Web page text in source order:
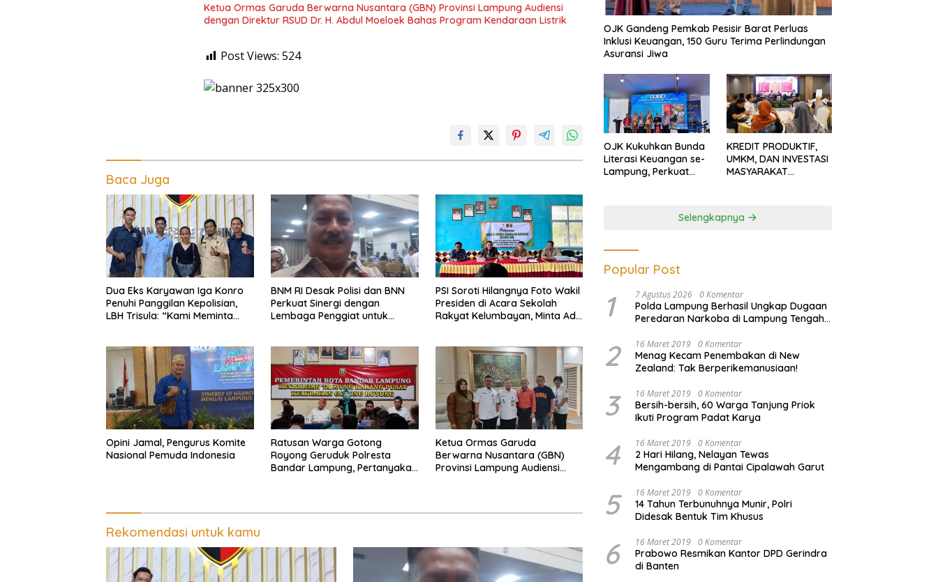
Ketua Ormas Garuda Berwarna Nusantara (GBN) Provinsi Lampung Audiensi
dengan Direktur RSUD Dr. H. Abdul Moeloek Bahas Program Kendaraan Listrik
Post Views: 524
Baca Juga
Dua Eks Karyawan Iga Konro
Penuhi Panggilan Kepolisian,
LBH Trisula: “Kami Meminta
BNM RI Desak Polisi dan BNN
Perkuat Sinergi dengan
Lembaga Penggiat untuk
PSI Soroti Hilangnya Foto Wakil
Presiden di Acara Sekolah
Rakyat Kelumbayan, Minta Ada
Opini Jamal, Pengurus Komite
Nasional Pemuda Indonesia
Ratusan Warga Gotong
Royong Geruduk Polresta
Bandar Lampung, Pertanyakan
Pemalsuan Sporadik Tanah
Ketua Ormas Garuda
Berwarna Nusantara (GBN)
Provinsi Lampung Audiensi
Rekomendasi untuk kamu
OJK Gandeng Pemkab Pesisir Barat Perluas
Inklusi Keuangan, 150 Guru Terima Perlindungan
Asuransi Jiwa
OJK Kukuhkan Bunda
Literasi Keuangan se-
Lampung, Perkuat
KREDIT PRODUKTIF,
UMKM, DAN INVESTASI
MASYARAKAT
Selengkapnya
Popular Post
1 7 Agustus 2026 0 Komentar
Polda Lampung Berhasil Ungkap Dugaan
Peredaran Narkoba di Lampung Tengah,
2 16 Maret 2019 0 Komentar
Menag Kecam Penembakan di New
Zealand: Tak Berperikemanusiaan!
3 16 Maret 2019 0 Komentar
Bersih-bersih, 60 Warga Tanjung Priok
Ikuti Program Padat Karya
4 16 Maret 2019 0 Komentar
2 Hari Hilang, Nelayan Tewas
Mengambang di Pantai Cipalawah Garut
5 16 Maret 2019 0 Komentar
14 Tahun Terbunuhnya Munir, Polri
Didesak Bentuk Tim Khusus
6 16 Maret 2019 0 Komentar
Prabowo Resmikan Kantor DPD Gerindra
di Banten